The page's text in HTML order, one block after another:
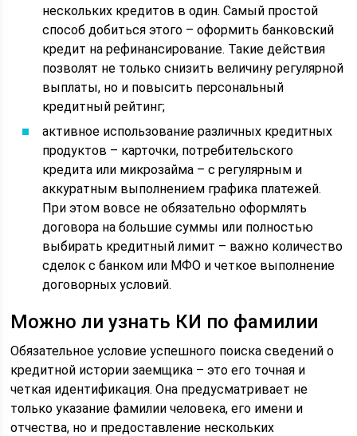
нескольких кредитов в один. Самый простой
способ добиться этого – оформить банковский
кредит на рефинансирование. Такие действия
позволят не только снизить величину регулярной
выплаты, но и повысить персональный
кредитный рейтинг;
активное использование различных кредитных
продуктов – карточки, потребительского
кредита или микрозайма – с регулярным и
аккуратным выполнением графика платежей.
При этом вовсе не обязательно оформлять
договора на большие суммы или полностью
выбирать кредитный лимит – важно количество
сделок с банком или МФО и четкое выполнение
договорных условий.
Можно ли узнать КИ по фамилии
Обязательное условие успешного поиска сведений о
кредитной истории заемщика – это его точная и
четкая идентификация. Она предусматривает не
только указание фамилии человека, его имени и
отчества, но и предоставление нескольких